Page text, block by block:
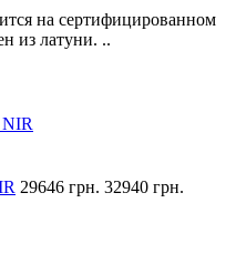
на сертифицированном
из латуни. ..
29646 грн. 32940 грн.